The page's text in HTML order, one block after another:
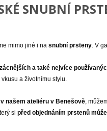
SNUBNÍ
mimo jiné i na snubní prsteny. V
a také nejvíce
a životnímu stylu.
našem ateliéru v Benešově,
si před objednáním prstenů